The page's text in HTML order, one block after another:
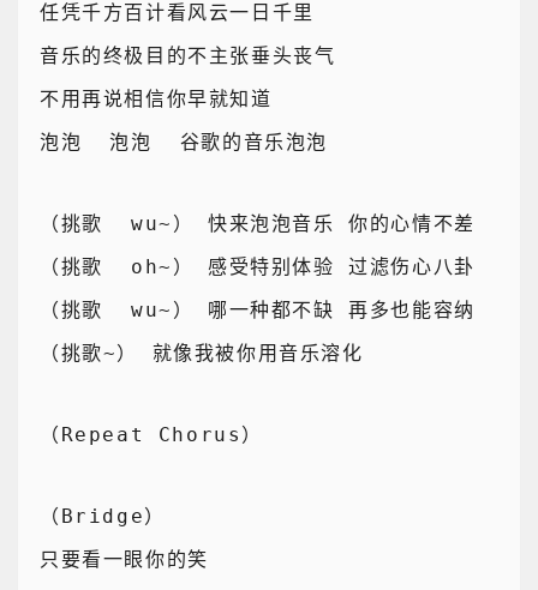
任凭千方百计看风云一日千里
音乐的终极目的不主张垂头丧气
不用再说相信你早就知道
泡泡  泡泡  谷歌的音乐泡泡
（挑歌  wu~） 快来泡泡音乐 你的心情不差
（挑歌  oh~） 感受特别体验 过滤伤心八卦
（挑歌  wu~） 哪一种都不缺 再多也能容纳
（挑歌~） 就像我被你用音乐溶化
（Repeat Chorus）
（Bridge）
只要看一眼你的笑